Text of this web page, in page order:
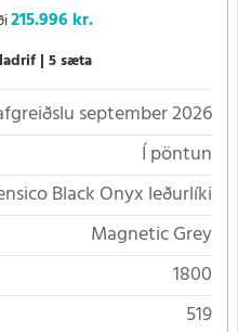
215.996 kr.
5 sæta
september 2026
Í pöntun
Black Onyx leðurlíki
Magnetic Grey
1800
519